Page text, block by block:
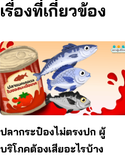
เรื่องที่เกี่ยวข้อง
ปลากระป๋องไม่ตรงปก ผู้
บริโภคต้องเสียอะไรบ้าง